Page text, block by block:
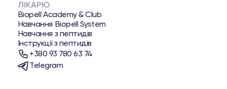
ЛІКАРЮ
Biopell Academy & Club
Навчання Biopell System
Навчання з пептидів
Інструкції з пептидів
+380 93 780 63 74
Telegram